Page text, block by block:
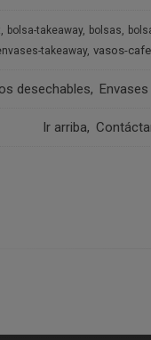
bolsa-takeaway bolsas
takeaway vasos-cafe
desechables
Ir arriba